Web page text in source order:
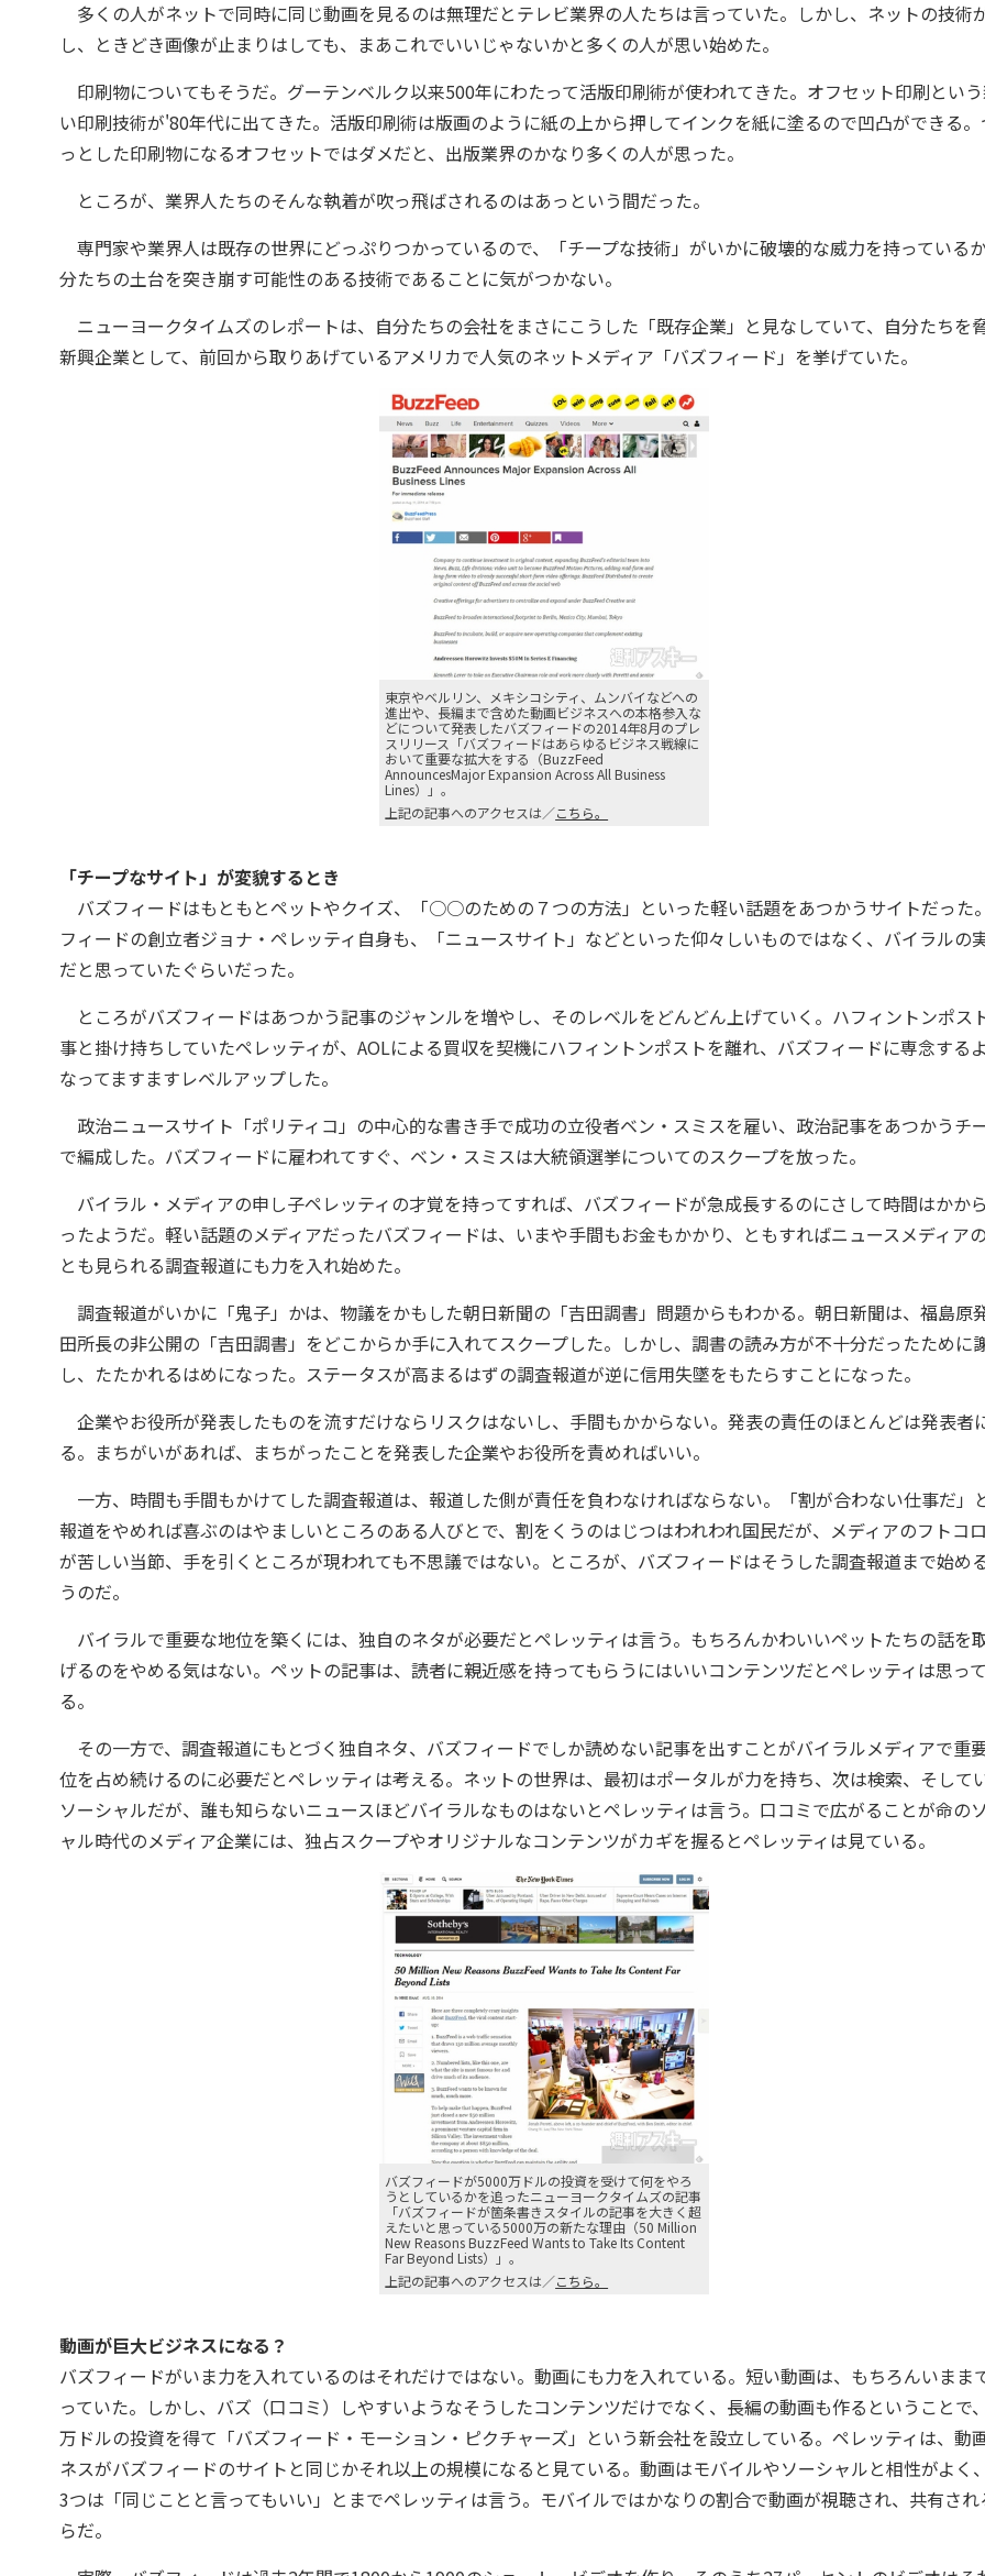
多くの人がネットで同時に同じ動画を見るのは無理だとテレビ業界の人たちは言っていた。しかし、ネットの技術
し、ときどき画像が止まりはしても、まあこれでいいじゃないかと多くの人が思い始めた。
印刷物についてもそうだ。グーテンベルク以来500年にわたって活版印刷術が使われてきた。オフセット印刷とい
い印刷技術が'80年代に出てきた。活版印刷術は版画のように紙の上から押してインクを紙に塗るので凹凸ができる。
っとした印刷物になるオフセットではダメだと、出版業界のかなり多くの人が思った。
ところが、業界人たちのそんな執着が吹っ飛ばされるのはあっという間だった。
専門家や業界人は既存の世界にどっぷりつかっているので、「チープな技術」がいかに破壊的な威力を持っている
分たちの土台を突き崩す可能性のある技術であることに気がつかない。
ニューヨークタイムズのレポートは、自分たちの会社をまさにこうした「既存企業」と見なしていて、自分たちを
新興企業として、前回から取りあげているアメリカで人気のネットメディア「バズフィード」を挙げていた。
東京やベルリン、メキシコシティ、ムンバイなどへの
進出や、長編まで含めた動画ビジネスへの本格参入な
どについて発表したバズフィードの2014年8月のプレ
スリリース「バズフィードはあらゆるビジネス戦線に
おいて重要な拡大をする（BuzzFeed
AnnouncesMajor Expansion Across All Business
Lines）」。
上記の記事へのアクセスは／こちら。
「チープなサイト」が変貌するとき
バズフィードはもともとペットやクイズ、「○○のための７つの方法」といった軽い話題をあつかうサイトだった
フィードの創立者ジョナ・ペレッティ自身も、「ニュースサイト」などといった仰々しいものではなく、バイラルの
だと思っていたぐらいだった。
ところがバズフィードはあつかう記事のジャンルを増やし、そのレベルをどんどん上げていく。ハフィントンポス
事と掛け持ちしていたペレッティが、AOLによる買収を契機にハフィントンポストを離れ、バズフィードに専念する
なってますますレベルアップした。
政治ニュースサイト「ポリティコ」の中心的な書き手で成功の立役者ベン・スミスを雇い、政治記事をあつかうチ
で編成した。バズフィードに雇われてすぐ、ベン・スミスは大統領選挙についてのスクープを放った。
バイラル・メディアの申し子ペレッティの才覚を持ってすれば、バズフィードが急成長するのにさして時間はかか
ったようだ。軽い話題のメディアだったバズフィードは、いまや手間もお金もかかり、ともすればニュースメディア
とも見られる調査報道にも力を入れ始めた。
調査報道がいかに「鬼子」かは、物議をかもした朝日新聞の「吉田調書」問題からもわかる。朝日新聞は、福島原
田所長の非公開の「吉田調書」をどこからか手に入れてスクープした。しかし、調書の読み方が不十分だったために
し、たたかれるはめになった。ステータスが高まるはずの調査報道が逆に信用失墜をもたらすことになった。
企業やお役所が発表したものを流すだけならリスクはないし、手間もかからない。発表の責任のほとんどは発表者
る。まちがいがあれば、まちがったことを発表した企業やお役所を責めればいい。
一方、時間も手間もかけてした調査報道は、報道した側が責任を負わなければならない。「割が合わない仕事だ」
報道をやめれば喜ぶのはやましいところのある人びとで、割をくうのはじつはわれわれ国民だが、メディアのフトコ
が苦しい当節、手を引くところが現われても不思議ではない。ところが、バズフィードはそうした調査報道まで始め
うのだ。
バイラルで重要な地位を築くには、独自のネタが必要だとペレッティは言う。もちろんかわいいペットたちの話を
げるのをやめる気はない。ペットの記事は、読者に親近感を持ってもらうにはいいコンテンツだとペレッティは思っ
る。
その一方で、調査報道にもとづく独自ネタ、バズフィードでしか読めない記事を出すことがバイラルメディアで重
位を占め続けるのに必要だとペレッティは考える。ネットの世界は、最初はポータルが力を持ち、次は検索、そして
ソーシャルだが、誰も知らないニュースほどバイラルなものはないとペレッティは言う。口コミで広がることが命の
ャル時代のメディア企業には、独占スクープやオリジナルなコンテンツがカギを握るとペレッティは見ている。
バズフィードが5000万ドルの投資を受けて何をやろ
うとしているかを追ったニューヨークタイムズの記事
「バズフィードが箇条書きスタイルの記事を大きく超
えたいと思っている5000万の新たな理由（50 Million
New Reasons BuzzFeed Wants to Take Its Content
Far Beyond Lists）」。
上記の記事へのアクセスは／こちら。
動画が巨大ビジネスになる？
バズフィードがいま力を入れているのはそれだけではない。動画にも力を入れている。短い動画は、もちろんいまま
っていた。しかし、バズ（口コミ）しやすいようなそうしたコンテンツだけでなく、長編の動画も作るということで
万ドルの投資を得て「バズフィード・モーション・ピクチャーズ」という新会社を設立している。ペレッティは、動
ネスがバズフィードのサイトと同じかそれ以上の規模になると見ている。動画はモバイルやソーシャルと相性がよく
3つは「同じことと言ってもいい」とまでペレッティは言う。モバイルではかなりの割合で動画が視聴され、共有され
らだ。